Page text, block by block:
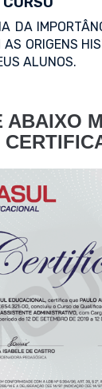
DA
AS ORIGENS
ALUNOS.
ABAIXO